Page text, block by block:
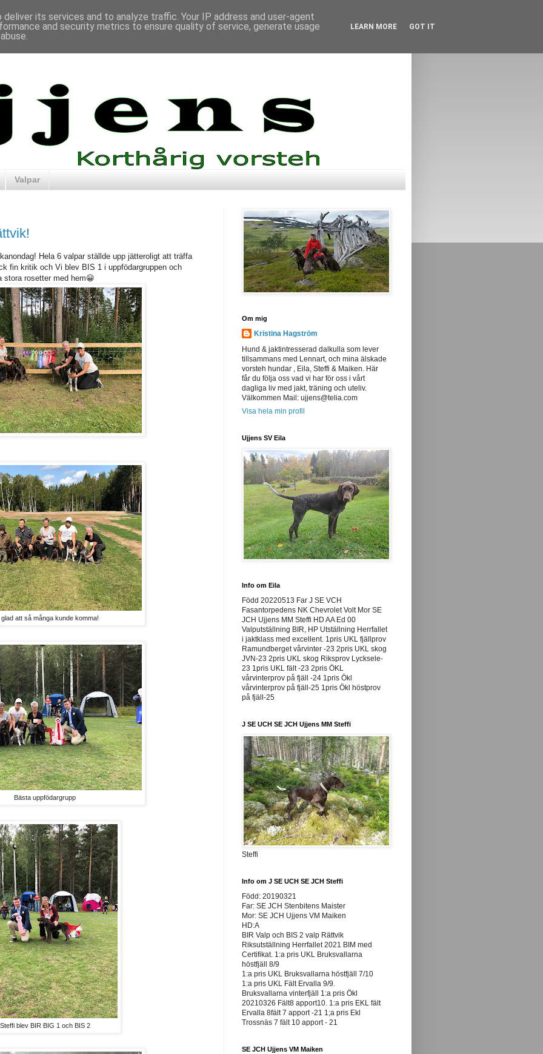
Valpar
Hela 6 valpar ställde upp jätteroligt att träffa
fin kritik och Vi blev BIS 1 i uppfödargruppen och
stora rosetter med hem😀
att så många kunde komma!
Bästa uppfödargrupp
Steffi blev BIR BIG 1 och BIS 2
Om mig
Kristina Hagström
Hund & jaktintresserad dalkulla som lever
tillsammans med Lennart, och mina älskade
vorsteh hundar , Eila, Steffi & Maiken. Här
får du följa oss vad vi har för oss i vårt
dagliga liv med jakt, träning och uteliv.
Välkommen Mail: ujjens@telia.com
Visa hela min profil
Ujjens SV Eila
Info om Eila
Född 20220513 Far J SE VCH
Fasantorpedens NK Chevrolet Volt Mor SE
JCH Ujjens MM Steffi HD AA Ed 00
Valputställning BIR, HP Utställning Herrfallet
i jaktklass med excellent. 1pris UKL fjällprov
Ramundberget vårvinter -23 2pris UKL skog
JVN-23 2pris UKL skog Riksprov Lycksele-
23 1pris UKL fält -23 2pris ÖKL
vårvinterprov på fjäll -24 1pris Ökl
vårvinterprov på fjäll-25 1pris Ökl höstprov
på fjäll-25
J SE UCH SE JCH Ujjens MM Steffi
Steffi
Info om J SE UCH SE JCH Steffi
Född: 20190321
Far: SE JCH Stenbitens Maister
Mor: SE JCH Ujjens VM Maiken
HD:A
BIR Valp och BIS 2 valp Rättvik
Riksutställning Herrfallet 2021 BIM med
Certifikat. 1:a pris UKL Bruksvallarna
höstfjäll 8/9
1:a pris UKL Bruksvallarna höstfjäll 7/10
1:a pris UKL Fält Ervalla 9/9.
Bruksvallarna vinterfjäll 1:a pris Ökl
20210326 Fält8 apport10. 1:a pris EKL fält
Ervalla 8fält 7 apport -21 1;a pris Ekl
Trossnäs 7 fält 10 apport - 21
SE JCH Ujjens VM Maiken
its services and to analyze traffic. Your IP address and user-agent
and security metrics to ensure quality of service, generate usage
LEARN MORE GOT IT